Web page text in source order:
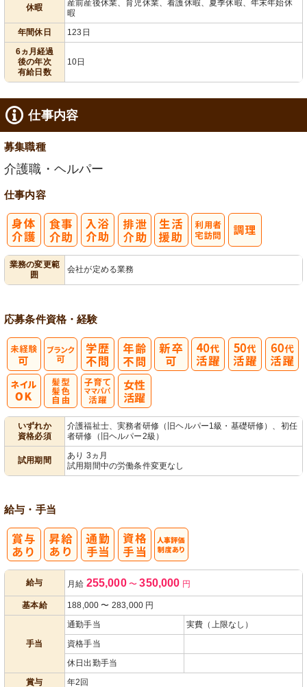
休暇
産前産後休業、育児休業、看護休暇、夏季休暇、年末年始休
暇
年間休日
123日
6ヵ月経過
後の年次
有給日数
10日
仕事内容
募集職種
介護職・ヘルパー
仕事内容
業務の変更範
囲
会社が定める業務
応募条件資格・経験
いずれか
資格必須
介護福祉士、実務者研修（旧ヘルパー1級・基礎研修）、初任
者研修（旧ヘルパー2級）
試用期間
あり 3ヵ月
試用期間中の労働条件変更なし
給与・手当
給与 月給 255,000 〜 350,000 円
基本給 188,000 〜 283,000 円
手当
通勤手当
実費（上限なし）
資格手当
休日出勤手当
賞与
年2回